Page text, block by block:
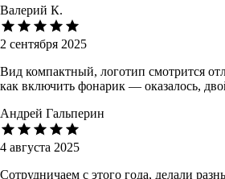
Валерий К.
2 сентября 2025
Вид компактный, логотип смотрится
как включить фонарик — оказалось,
Андрей Гальперин
4 августа 2025
Сотрудничаем с этого года, делали